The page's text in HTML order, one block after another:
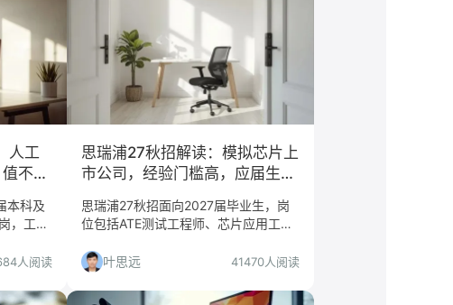
教育学
人工
不值
本科及
，工作
是否值
人阅读
思瑞浦27秋招解读：模拟芯片上
市公司，经验门槛高，应届生慎
思瑞浦27秋招面向2027届毕业生，岗
位包括ATE测试工程师、芯片应用工程
届生需仔细核对任职要求。本文详细分
析哪些岗位值得投、哪些人适合投。
叶思远 41470人阅读